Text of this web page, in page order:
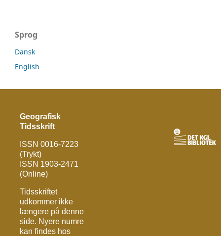
Sprog
Dansk
English
Geografisk
Tidsskrift
ISSN 0016-7223
(Trykt)
ISSN 1903-2471
(Online)
Tidsskriftet
udkommer ikke
længere på denne
side. Nyere numre
kan findes hos